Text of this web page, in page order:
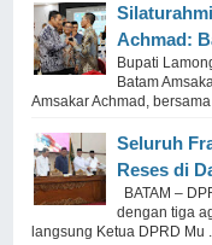
Achmad:
Bupati
Batam
Amsakar Achmad,
Seluruh
Reses di
BATAM –
dengan tiga
langsung Ketua DPRD Mu ...